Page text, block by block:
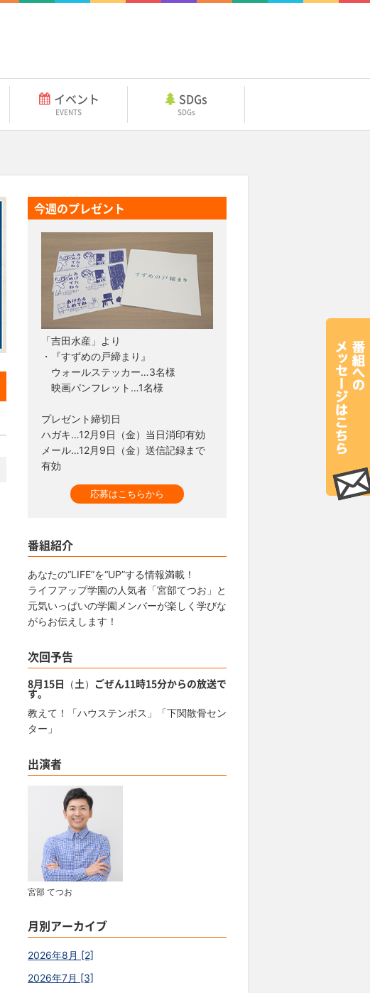
イベント
EVENTS
SDGs
SDGs
今週のプレゼント
「吉田水産」より
・『すずめの戸締まり』
ウォールステッカー…3名様
映画パンフレット…1名様
プレゼント締切日
ハガキ…12月9日（金）当日消印有効
メール…12月9日（金）送信記録まで
有効
応募はこちらから
番組紹介
あなたの“LIFE”を“UP”する情報満載！
ライフアップ学園の人気者「宮部てつお」と
元気いっぱいの学園メンバーが楽しく学びな
がらお伝えします！
次回予告
8月15日（土）ごぜん11時15分からの放送で
す。
教えて！「ハウステンボス」「下関散骨セン
ター」
出演者
宮部 てつお
月別アーカイブ
2026年8月 [2]
2026年7月 [3]